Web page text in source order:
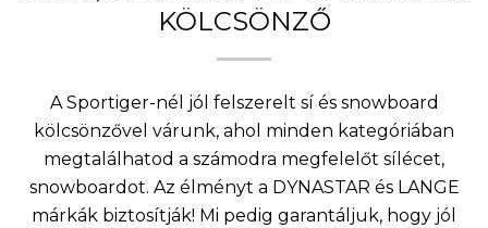
KÖLCSÖNZŐ
A Sportiger-nél jól felszerelt sí és snowboard
kölcsönzővel várunk, ahol minden kategóriában
megtalálhatod a számodra megfelelőt sílécet,
snowboardot. Az élményt a DYNASTAR és LANGE
márkák biztosítják! Mi pedig garantáljuk, hogy jól